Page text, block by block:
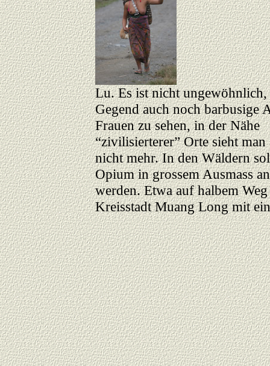
Lu. Es ist nicht ungewöhnlich,
Gegend auch noch barbusige
Frauen zu sehen, in der Nähe
“zivilisierterer” Orte sieht man
nicht mehr. In den Wäldern
Opium in grossem Ausmass
werden. Etwa auf halbem
Kreisstadt Muang Long mit